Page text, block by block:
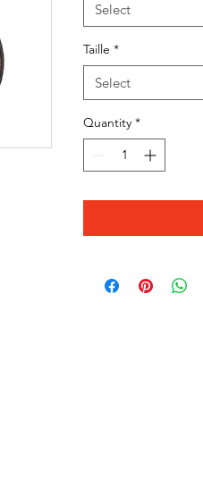
Select
Taille *
Select
Quantity *